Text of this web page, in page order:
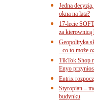
Jedna
okna na lata?
17-lecie
za
Geopolityka
- co to może
TikTok Shop
Enyo
Entrix
Styropian –
budynku